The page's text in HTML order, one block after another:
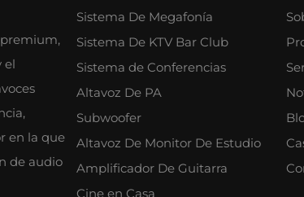
el
en la que
de audio
Sistema De Megafonía
Sistema De KTV Bar Club
Sistema de Conferencias
Altavoz De PA
Subwoofer
Altavoz De Monitor De Estudio
Amplificador De Guitarra
Cine en Casa